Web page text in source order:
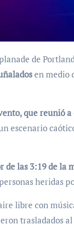
en medio
que reunió
escenario
las 3:19 de la
heridas
libre con
trasladados